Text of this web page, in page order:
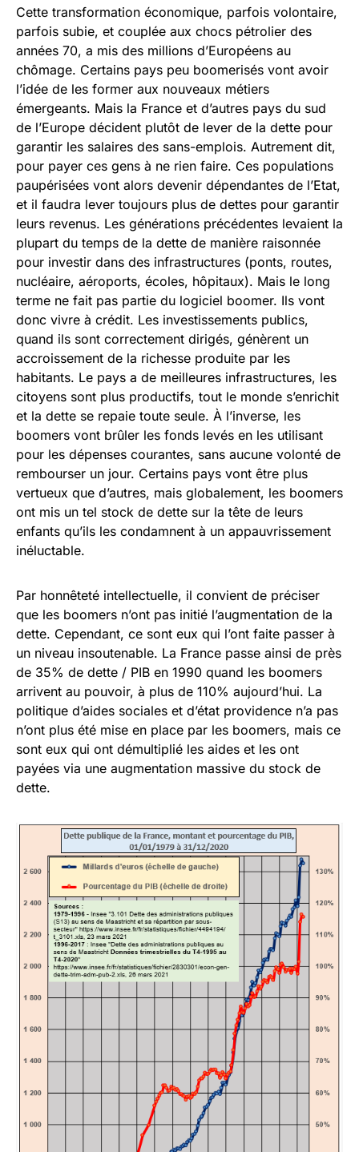
Cette transformation économique, parfois volontaire,
parfois subie, et couplée aux chocs pétrolier des
années 70, a mis des millions d’Européens au
chômage. Certains pays peu boomerisés vont avoir
l’idée de les former aux nouveaux métiers
émergeants. Mais la France et d’autres pays du sud
de l’Europe décident plutôt de lever de la dette pour
garantir les salaires des sans-emplois. Autrement dit,
pour payer ces gens à ne rien faire. Ces populations
paupérisées vont alors devenir dépendantes de l’Etat,
et il faudra lever toujours plus de dettes pour garantir
leurs revenus. Les générations précédentes levaient la
plupart du temps de la dette de manière raisonnée
pour investir dans des infrastructures (ponts, routes,
nucléaire, aéroports, écoles, hôpitaux). Mais le long
terme ne fait pas partie du logiciel boomer. Ils vont
donc vivre à crédit. Les investissements publics,
quand ils sont correctement dirigés, génèrent un
accroissement de la richesse produite par les
habitants. Le pays a de meilleures infrastructures, les
citoyens sont plus productifs, tout le monde s’enrichit
et la dette se repaie toute seule. À l’inverse, les
boomers vont brûler les fonds levés en les utilisant
pour les dépenses courantes, sans aucune volonté de
rembourser un jour. Certains pays vont être plus
vertueux que d’autres, mais globalement, les boomers
ont mis un tel stock de dette sur la tête de leurs
enfants qu’ils les condamnent à un appauvrissement
inéluctable.
Par honnêteté intellectuelle, il convient de préciser
que les boomers n’ont pas initié l’augmentation de la
dette. Cependant, ce sont eux qui l’ont faite passer à
un niveau insoutenable. La France passe ainsi de près
de 35% de dette / PIB en 1990 quand les boomers
arrivent au pouvoir, à plus de 110% aujourd’hui. La
politique d’aides sociales et d’état providence n’a pas
n’ont plus été mise en place par les boomers, mais ce
sont eux qui ont démultiplié les aides et les ont
payées via une augmentation massive du stock de
dette.